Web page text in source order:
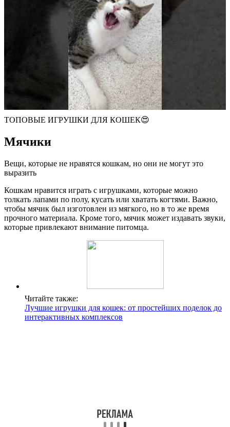
ТОПОВЫЕ ИГРУШКИ ДЛЯ КОШЕК😍
Мячики
Вещи, которые не нравятся кошкам, но они не могут это
выразить
Кошкам нравится играть с игрушками, которые можно
толкать лапами по полу, кусать или хватать когтями. Важно,
чтобы мячик был изготовлен из мягкого, но в то же время
прочного материала. Кроме того, мячик может издавать звуки,
которые привлекают внимание питомца.
Читайте также:
Лучшие игрушки для кошек: от простейших поделок до
интерактивных комплексов